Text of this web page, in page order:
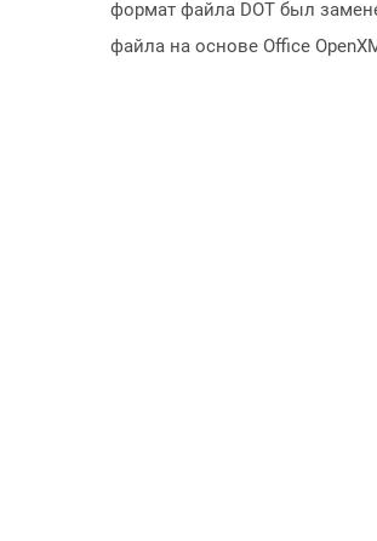
формат файла DOT был
файла на основе Office